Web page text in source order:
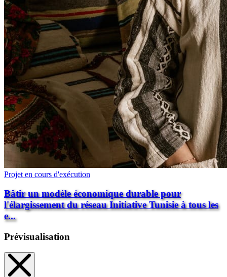
Projet en cours d'exécution
Bâtir un modèle économique durable pour
l'élargissement du réseau Initiative Tunisie à tous les
e...
Prévisualisation